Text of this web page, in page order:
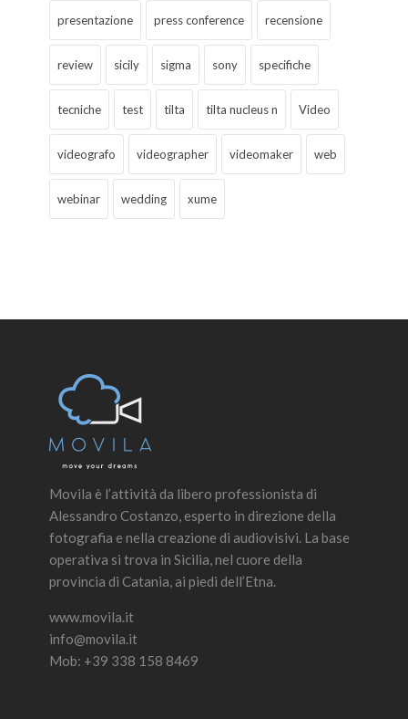
presentazione press conference recensione
review sicily sigma sony specifiche
tecniche test tilta tilta nucleus n Video
videografo videographer videomaker web
webinar wedding xume
Movila è l’attività da libero professionista di
Alessandro Costanzo, esperto in direzione della
fotografia e nella creazione di audiovisivi. La base
operativa si trova in Sicilia, nel cuore della
provincia di Catania, ai piedi dell’Etna.
www.movila.it
info@movila.it
Mob: +39 338 158 8469